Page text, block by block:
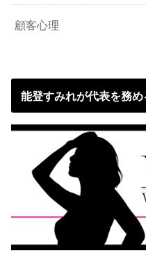
顧客心理
能登すみれが代表を務